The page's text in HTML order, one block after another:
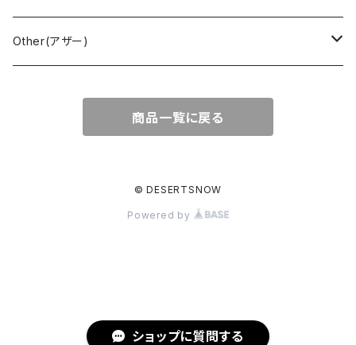
ショップに質問する
Nylon Jacket(ナイロンジャケット)
Long Coat(ロングコート)
Leather Jacket(レザージャケット)
Military （ミリタリー）
Work（ワーク）
Outdoor(アウトドア)
Character（キャラクター）
PENDLETON（ペンドルトン）
bowling（ボウリング）
Harley Davidson(ハーレーダビッドソン)
SK-8(スケート)
Hard Rock CAFE(ハードロックカフェ)
Carhartt,Dickies(カーハート、ディッキーズ)
US Military（ユーエスミリタリー）
EURO Military(ユーロミリタリー)
Slacks(スラックス）
Other(アザー)
商品一覧に戻る
© DESERTSNOW
Powered by